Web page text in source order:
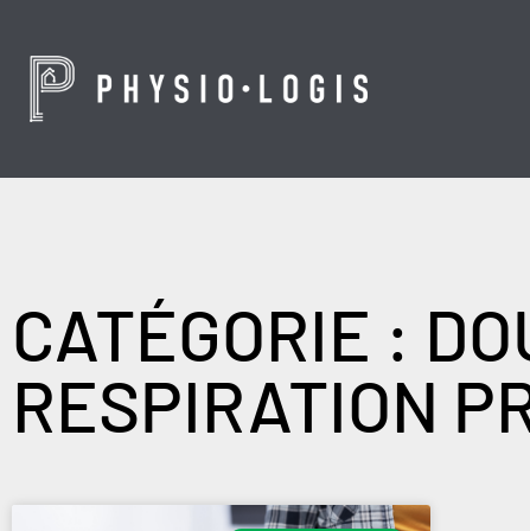
CATÉGORIE :
RESPIRATION